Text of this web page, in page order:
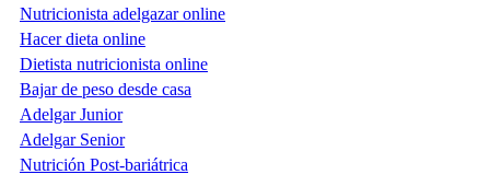
Nutricionista adelgazar online
Hacer dieta online
Dietista nutricionista online
Bajar de peso desde casa
Adelgar Junior
Adelgar Senior
Nutrición Post-bariátrica